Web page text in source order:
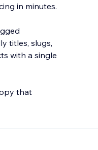
titles, slugs,
with a single
that